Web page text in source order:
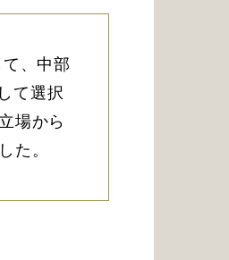
、中部
て選択
場から
た。